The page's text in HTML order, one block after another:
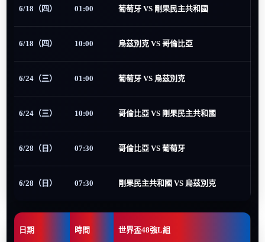
6/18（四） 01:00 葡萄牙 VS 剛果民主共和國
6/18（四） 10:00 烏茲別克 VS 哥倫比亞
6/24（三） 01:00 葡萄牙 VS 烏茲別克
6/24（三） 10:00 哥倫比亞 VS 剛果民主共和國
6/28（日） 07:30 哥倫比亞 VS 葡萄牙
6/28（日） 07:30 剛果民主共和國 VS 烏茲別克
日期 時間 世界盃48強L組